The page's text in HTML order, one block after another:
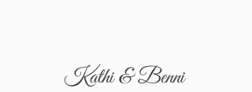
Kathi & Benni